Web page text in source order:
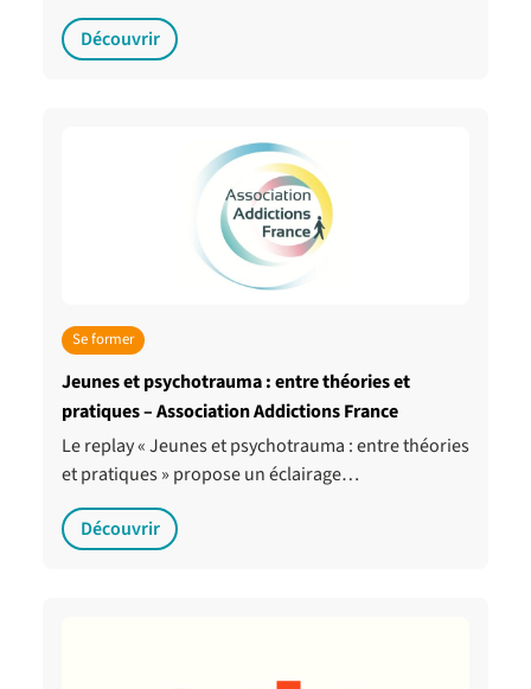
Découvrir
Se former
Jeunes et psychotrauma : entre théories et
pratiques – Association Addictions France
Le replay « Jeunes et psychotrauma : entre théories
et pratiques » propose un éclairage…
Découvrir